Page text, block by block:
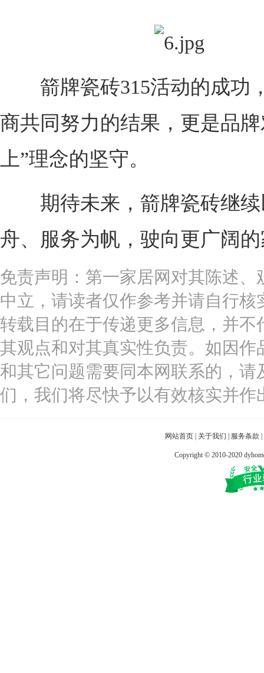
箭牌瓷砖315活动的成功
商共同努力的结果，更是品
上”理念的坚守。
期待未来，箭牌瓷砖继续
舟、服务为帆，驶向更广阔
免责声明：第一家居网对其陈述、
中立，请读者仅作参考并请自行核
转载目的在于传递更多信息，并不
其观点和对其真实性负责。如因作
和其它问题需要同本网联系的，请
们，我们将尽快予以有效核实并作
网站首页 关于我们 服务条款
Copyright © 2010-2020